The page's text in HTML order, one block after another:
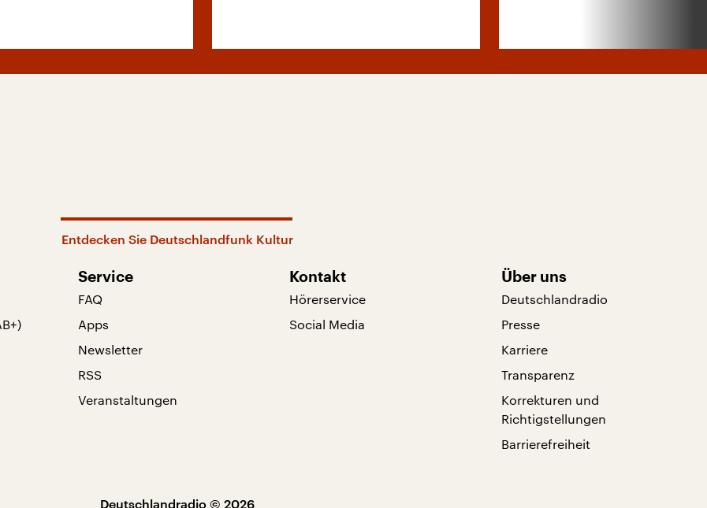
Entdecken Sie Deutschlandfunk Kultur
Service
FAQ
Apps
Newsletter
RSS
Veranstaltungen
Kontakt
Hörerservice
Social Media
Über uns
Deutschlandradio
Presse
Karriere
Transparenz
Korrekturen und
Richtigstellungen
Barrierefreiheit
Deutschlandradio © 2026